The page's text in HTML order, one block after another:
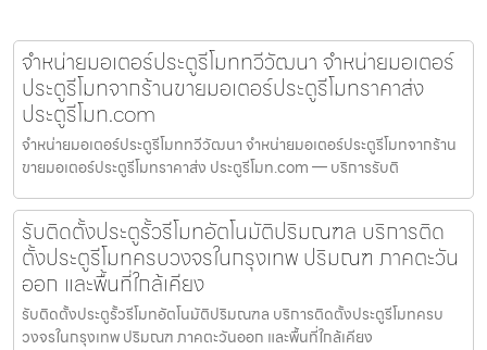
จำหน่ายมอเตอร์ประตูรีโมททวีวัฒนา จำหน่ายมอเตอร์
ประตูรีโมทจากร้านขายมอเตอร์ประตูรีโมทราคาส่ง
ประตูรีโมท.com
จำหน่ายมอเตอร์ประตูรีโมททวีวัฒนา จำหน่ายมอเตอร์ประตูรีโมทจากร้าน
ขายมอเตอร์ประตูรีโมทราคาส่ง ประตูรีโมท.com — บริการรับติ
รับติดตั้งประตูรั้วรีโมทอัตโนมัติปริมณฑล บริการติด
ตั้งประตูรีโมทครบวงจรในกรุงเทพ ปริมณฑ ภาคตะวัน
ออก และพื้นที่ใกล้เคียง
รับติดตั้งประตูรั้วรีโมทอัตโนมัติปริมณฑล บริการติดตั้งประตูรีโมทครบ
วงจรในกรุงเทพ ปริมณฑ ภาคตะวันออก และพื้นที่ใกล้เคียง